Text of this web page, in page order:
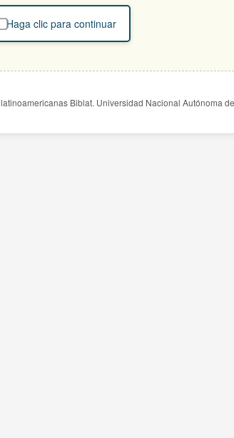
Haga clic para continuar
Biblat. Universidad Nacional Autónoma